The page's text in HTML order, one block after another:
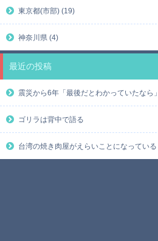
東京都(市部) (19)
神奈川県 (4)
最近の投稿
震災から6年「最後だとわかっていたなら」
ゴリラは背中で語る
台湾の焼き肉屋がえらいことになっている